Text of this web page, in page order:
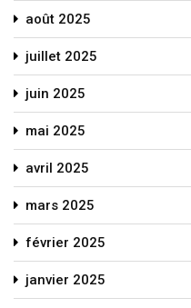
août 2025
juillet 2025
juin 2025
mai 2025
avril 2025
mars 2025
février 2025
janvier 2025